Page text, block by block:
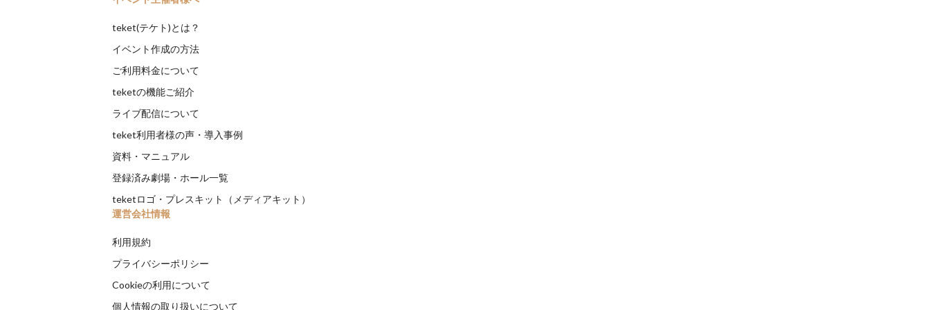
teket(テケト)とは？
イベント作成の方法
ご利用料金について
teketの機能ご紹介
ライブ配信について
teket利用者様の声・導入事例
資料・マニュアル
登録済み劇場・ホール一覧
teketロゴ・プレスキット（メディアキット）
運営会社情報
利用規約
プライバシーポリシー
Cookieの利用について
個人情報の取り扱いについて